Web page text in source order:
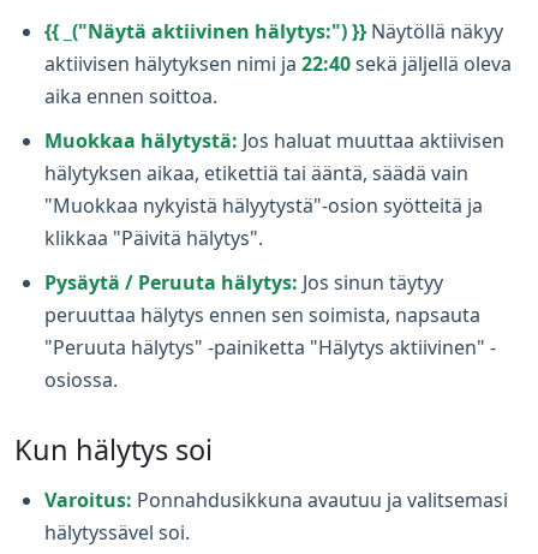
{{ _("Näytä aktiivinen hälytys:") }} Näytöllä näkyy
aktiivisen hälytyksen nimi ja 22:40sekä jäljellä oleva
aika ennen soittoa.
Muokkaa hälytystä: Jos haluat muuttaa aktiivisen
hälytyksen aikaa, etikettiä tai ääntä, säädä vain
"Muokkaa nykyistä hälyytystä"-osion syötteitä ja
klikkaa "Päivitä hälytys".
Pysäytä / Peruuta hälytys: Jos sinun täytyy
peruuttaa hälytys ennen sen soimista, napsauta
"Peruuta hälytys" -painiketta "Hälytys aktiivinen" -
osiossa.
Kun hälytys soi
Varoitus: Ponnahdusikkuna avautuu ja valitsemasi
hälytyssävel soi.